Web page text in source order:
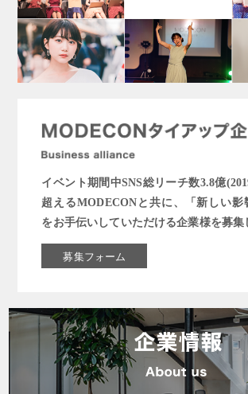
イベント期間中SNS総リーチ数3.8億
超えるMODECONと共に、「新しい影
をお手伝いしていただける企業様を募集
募集フォーム